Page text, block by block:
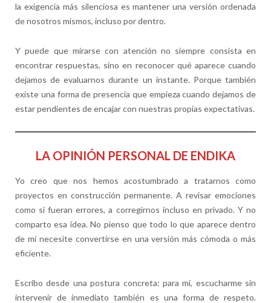
la exigencia más silenciosa es mantener una versión ordenada
de nosotros mismos, incluso por dentro.
Y puede que mirarse con atención no siempre consista en
encontrar respuestas, sino en reconocer qué aparece cuando
dejamos de evaluarnos durante un instante. Porque también
existe una forma de presencia que empieza cuando dejamos de
estar pendientes de encajar con nuestras propias expectativas.
LA OPINIÓN PERSONAL DE ENDIKA
Yo creo que nos hemos acostumbrado a tratarnos como
proyectos en construcción permanente. A revisar emociones
como si fueran errores, a corregirnos incluso en privado. Y no
comparto esa idea. No pienso que todo lo que aparece dentro
de mí necesite convertirse en una versión más cómoda o más
eficiente.
Escribo desde una postura concreta: para mí, escucharme sin
intervenir de inmediato también es una forma de respeto.